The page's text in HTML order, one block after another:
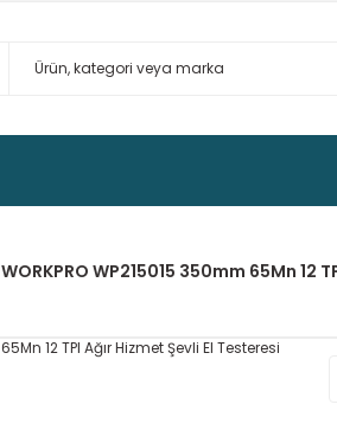
WORKPRO WP215015 350mm 65Mn 12